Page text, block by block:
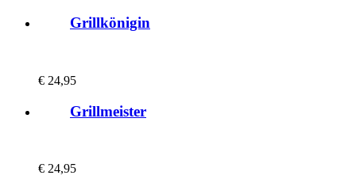
Grillkönigin
€ 24,95
Grillmeister
€ 24,95